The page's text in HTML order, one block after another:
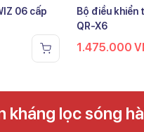
06 cấp
Bộ điều khiển
QR-X6
1.475.000
kháng lọc sóng